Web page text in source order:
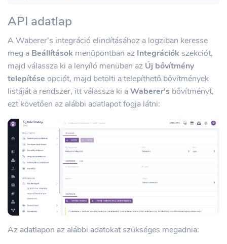
API adatlap
A Waberer's integráció elindításához a logziban keresse
meg a Beállítások menüpontban az Integrációk szekciót,
majd válassza ki a lenyíló menüben az Új bővítmény
telepítése opciót, majd betölti a telepíthető bővítmények
listáját a rendszer, itt válassza ki aWaberer's bővítményt,
ezt követően az alábbi adatlapot fogja látni:
Az adatlapon az alábbi adatokat szükséges megadnia: